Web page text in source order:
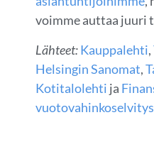
voimme auttaa juuri
Lähteet:Kauppalehti,
Helsingin Sanomat,
Kotitalolehti ja
vuotovahinkoselvitys